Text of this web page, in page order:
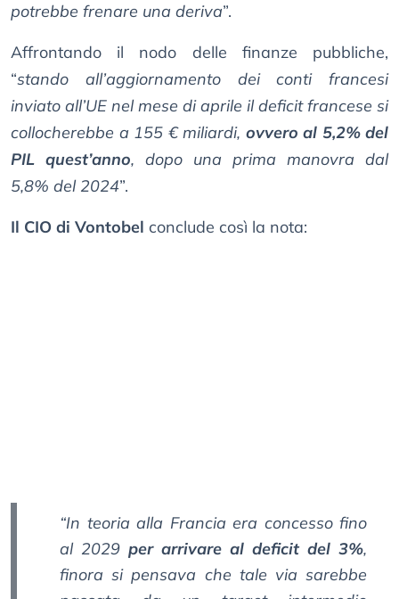
potrebbe frenare una deriva”.
Affrontando il nodo delle finanze pubbliche,
“stando all’aggiornamento dei conti francesi
inviato all’UE nel mese di aprile il deficit francese si
collocherebbe a 155 € miliardi, ovvero al 5,2% del
PIL quest’anno, dopo una prima manovra dal
5,8% del 2024”.
Il CIO di Vontobel conclude così la nota:
“In teoria alla Francia era concesso fino
al 2029 per arrivare al deficit del 3%,
finora si pensava che tale via sarebbe